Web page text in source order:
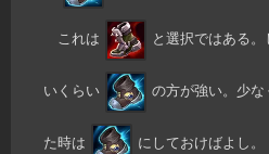
これは と選択ではある
いくらい の方が強い。少な
た時は にしておけばよし。